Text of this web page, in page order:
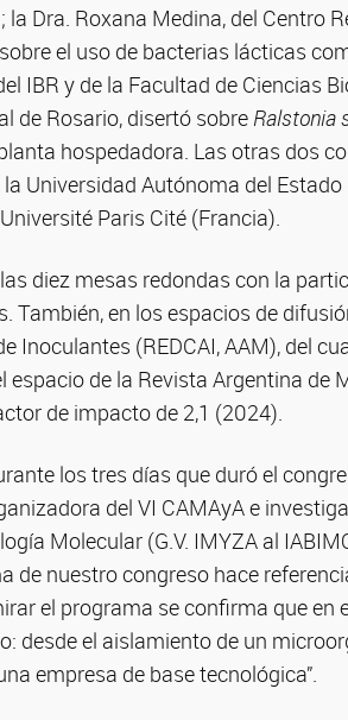
Dra. Roxana Medina, del Centro
el uso de bacterias lácticas
IBR y de la Facultad de Ciencias
de Rosario, disertó sobre Ralstonia
hospedadora. Las otras dos
Universidad Autónoma del
Paris Cité (Francia).
diez mesas redondas con la
en los espacios de
Inoculantes (REDCAI, AAM), del
de la Revista Argentina de
de impacto de 2,1 (2024).
los tres días que duró el
del VI CAMAyA e
Molecular (G.V. IMYZA al
de nuestro congreso hace
el programa se confirma que en
desde el aislamiento de un
empresa de base tecnológica”.